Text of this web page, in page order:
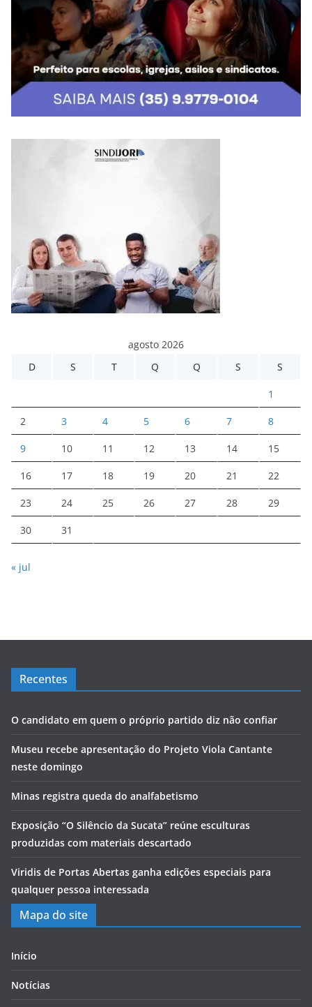
agosto 2026
D
S T Q Q S S
1
2 3 4 5 6 7 8
9 10 11 12 13 14 15
16 17 18 19 20 21 22
23 24 25 26 27 28 29
30 31
« jul
Recentes
O candidato em quem o próprio partido diz não confiar
Museu recebe apresentação do Projeto Viola Cantante
neste domingo
Minas registra queda do analfabetismo
Exposição “O Silêncio da Sucata” reúne esculturas
produzidas com materiais descartado
Viridis de Portas Abertas ganha edições especiais para
qualquer pessoa interessada
Mapa do site
Início
Notícias